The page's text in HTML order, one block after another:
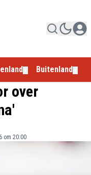
Buitenland
over
om 20:00